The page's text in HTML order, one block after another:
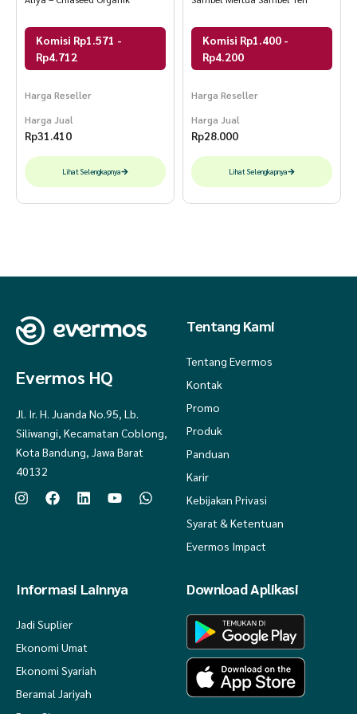
Komisi Rp1.571 -
Rp4.712
Harga Reseller
Harga Jual
Rp31.410
Lihat Selengkapnya
Komisi Rp1.400 -
Rp4.200
Harga Reseller
Harga Jual
Rp28.000
Lihat Selengkapnya
Evermos HQ
Jl. Ir. H. Juanda No.95, Lb.
Siliwangi, Kecamatan Coblong,
Kota Bandung, Jawa Barat
40132
Tentang Kami
Tentang Evermos
Kontak
Promo
Produk
Panduan
Karir
Kebijakan Privasi
Syarat & Ketentuan
Evermos Impact
Informasi Lainnya
Jadi Suplier
Ekonomi Umat
Ekonomi Syariah
Beramal Jariyah
Download Aplikasi